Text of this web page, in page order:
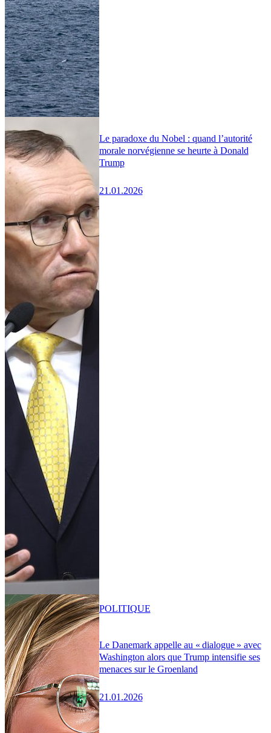
Le paradoxe du Nobel : quand l’autorité
morale norvégienne se heurte à Donald
Trump
21.01.2026
Le Danemark appelle au « dialogue » avec
Washington alors que Trump intensifie ses
menaces sur le Groenland
21.01.2026
POLITIQUE